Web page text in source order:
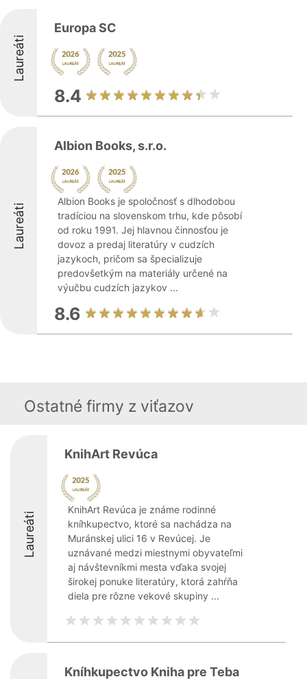
Laureáti
Europa SC
8.4
Laureáti
Albion Books, s.r.o.
Albion Books je spoločnosť s dlhodobou
tradíciou na slovenskom trhu, kde pôsobí
od roku 1991. Jej hlavnou činnosťou je
dovoz a predaj literatúry v cudzích
jazykoch, pričom sa špecializuje
predovšetkým na materiály určené na
výučbu cudzích jazykov ...
8.6
Ostatné firmy z viťazov
Laureáti
KnihArt Revúca
KnihArt Revúca je známe rodinné
kníhkupectvo, ktoré sa nachádza na
Muránskej ulici 16 v Revúcej. Je
uznávané medzi miestnymi obyvateľmi
aj návštevníkmi mesta vďaka svojej
širokej ponuke literatúry, ktorá zahŕňa
diela pre rôzne vekové skupiny ...
Kníhkupectvo Kniha pre Teba